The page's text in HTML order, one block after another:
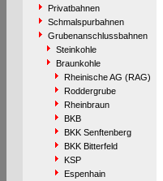
Privatbahnen
Schmalspurbahnen
Grubenanschlussbahnen
Steinkohle
Braunkohle
Rheinische AG (RAG)
Roddergrube
Rheinbraun
BKB
BKK Senftenberg
BKK Bitterfeld
KSP
Espenhain